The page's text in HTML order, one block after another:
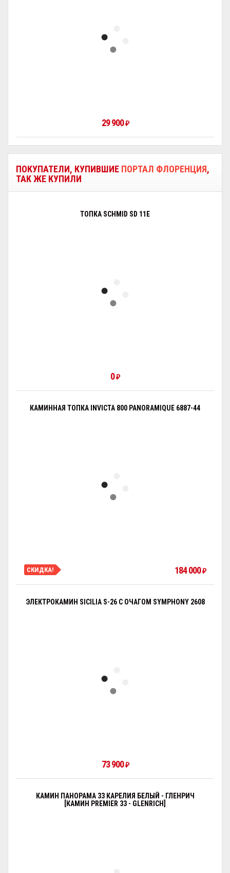
29 900₽
ПОКУПАТЕЛИ, КУПИВШИЕ ПОРТАЛ ФЛОРЕНЦИЯ,
ТАК ЖЕ КУПИЛИ
ТОПКА SCHMID SD 11E
0₽
КАМИННАЯ ТОПКА INVICTA 800 PANORAMIQUE 6887-44
СКИДКА! 184 000₽
ЭЛЕКТРОКАМИН SICILIA S-26 С ОЧАГОМ SYMPHONY 2608
73 900₽
КАМИН ПАНОРАМА 33 КАРЕЛИЯ БЕЛЫЙ - ГЛЕНРИЧ
[КАМИН PREMIER 33 - GLENRICH]